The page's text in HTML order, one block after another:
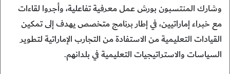
وشارك المنتسبون بورش عمل معرفية تفاعلية، وأجروا لقاءات
مع خبراء إماراتيين، في إطار برنامج متخصص يهدف إلى تمكين
القيادات التعليمية من الاستفادة من التجارب الإماراتية لتطوير
السياسات والاستراتيجيات التعليمية في بلدانهم.